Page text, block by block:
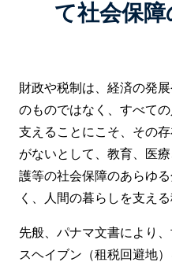
て社会保障
財政や税制は、経済の発
のものではなく、すべて
支えることにこそ、その
がないとして、教育、医
護等の社会保障のあらゆ
く、人間の暮らしを支え
先般、パナマ文書により
スヘイブン（租税回避地